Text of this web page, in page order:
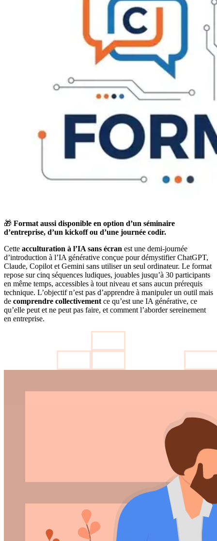
🎁 Format aussi disponible en option d’un séminaire
d’entreprise, d’un kickoff ou d’une journée codir.
Cette acculturation à l’IA sans écran est une demi-journée
d’introduction à l’IA générative conçue pour démystifier ChatGPT,
Claude, Copilot et Gemini sans utiliser un seul ordinateur. Le format
repose sur cinq séquences ludiques, jouables jusqu’à 30 participants
en même temps, accessibles à tout niveau et sans aucun prérequis
technique. L’objectif n’est pas d’apprendre à manipuler un outil mais
de comprendre collectivement ce qu’est une IA générative, ce
qu’elle peut et ne peut pas faire, et comment l’aborder sereinement
en entreprise.